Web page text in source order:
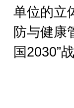
单位的立
防与健康
国2030”